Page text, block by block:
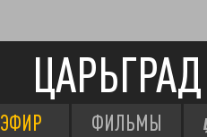
ЦАРЬГРАД
ЭФИР ФИЛЬМЫ